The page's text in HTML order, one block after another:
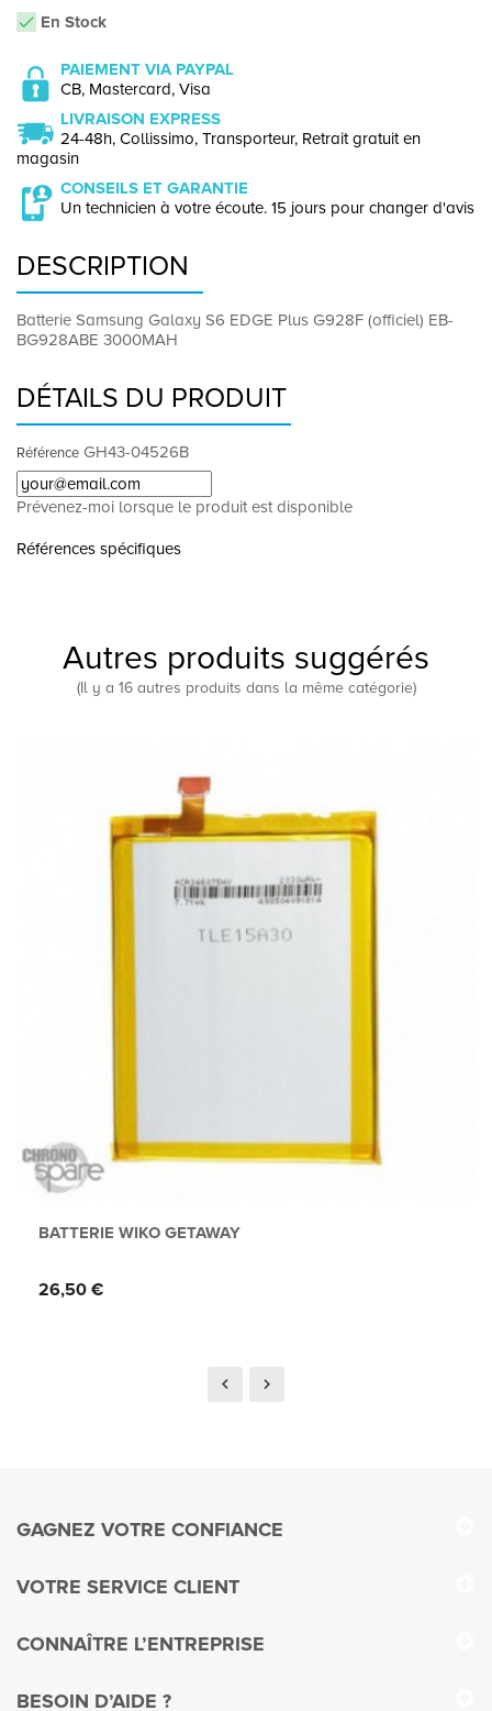
En Stock
PAIEMENT VIA PAYPAL
CB, Mastercard, Visa
LIVRAISON EXPRESS
24-48h, Collissimo, Transporteur, Retrait gratuit en
magasin
CONSEILS ET GARANTIE
Un technicien à votre écoute. 15 jours pour changer d'avis
DESCRIPTION
Batterie Samsung Galaxy S6 EDGE Plus G928F (officiel) EB-
BG928ABE 3000MAH
DÉTAILS DU PRODUIT
Référence GH43-04526B
Prévenez-moi lorsque le produit est disponible
Références spécifiques
Autres produits suggérés
(Il y a 16 autres produits dans la même catégorie)
BATTERIE WIKO GETAWAY
Prix
26,50 €
GAGNEZ VOTRE CONFIANCE
VOTRE SERVICE CLIENT
CONNAÎTRE L’ENTREPRISE
BESOIN D’AIDE ?